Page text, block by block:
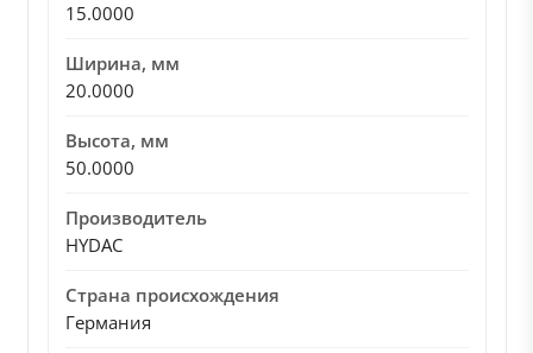
15.0000
Ширина, мм
20.0000
Высота, мм
50.0000
Производитель
HYDAC
Страна происхождения
Германия